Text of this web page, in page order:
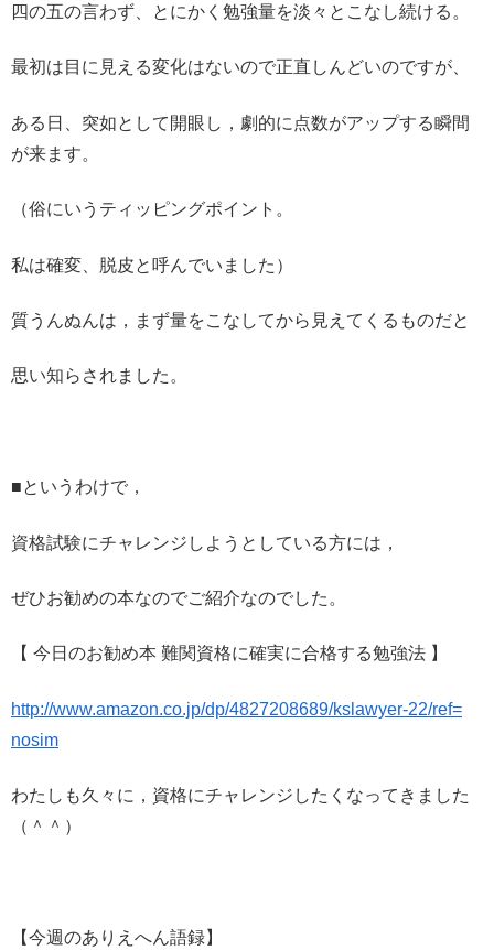
四の五の言わず、とにかく勉強量を淡々とこなし続ける。
最初は目に見える変化はないので正直しんどいのですが、
ある日、突如として開眼し， 劇的に点数がアップする瞬間
が来ます。
（俗にいうティッピングポイント。
私は確変、脱皮と呼んでいました）
質うんぬんは，まず量をこなしてから見えてくるものだと
思い知らされました。
■というわけで，
資格試験にチャレンジしようとしている方には，
ぜひお勧めの本なのでご紹介なのでした。
【 今日のお勧め本 難関資格に確実に合格する勉強法 】
http://www.amazon.co.jp/dp/4827208689/kslawyer-22/ref=
nosim
わたしも久々に，資格にチャレンジしたくなってきました
（＾＾）
【今週のありえへん語録】